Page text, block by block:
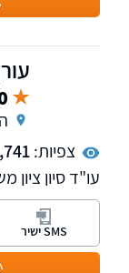
צפיות:
עו"ד סיון ציון
ועוסק בתחום
ובתחום הפלילי.
SMS ישיר